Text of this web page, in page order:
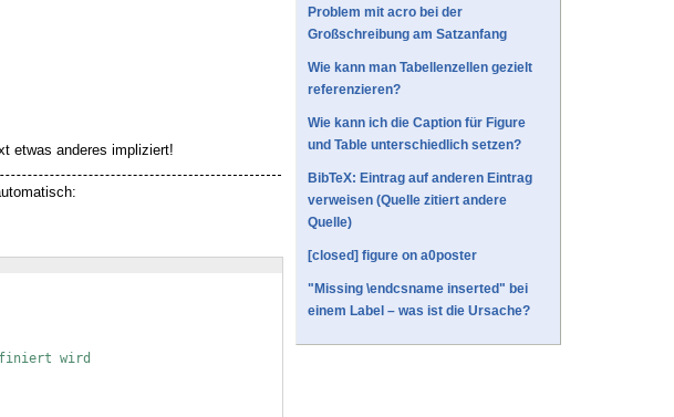
etwas anderes impliziert!
wird
Problem mit acro bei der
Großschreibung am Satzanfang
Wie kann man Tabellenzellen gezielt
referenzieren?
Wie kann ich die Caption für Figure
und Table unterschiedlich setzen?
BibTeX: Eintrag auf anderen Eintrag
verweisen (Quelle zitiert andere
Quelle)
[closed] figure on a0poster
"Missing \endcsname inserted" bei
einem Label – was ist die Ursache?